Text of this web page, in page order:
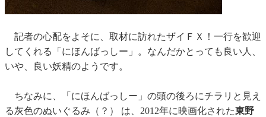
記者の心配をよそに、取材に訪れたザイＦＸ！一行を歓迎
してくれる「にほんばっしー」。なんだかとっても良い人、
いや、良い妖精のようです。
ちなみに、「にほんばっしー」の頭の後ろにチラリと見え
る灰色のぬいぐるみ（？） は、2012年に映画化された東野